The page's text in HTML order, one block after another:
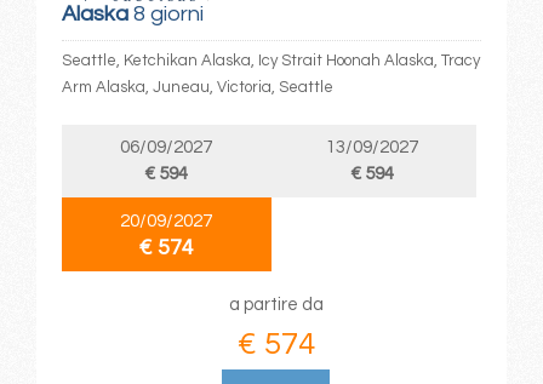
Alaska8 giorni
Seattle, Ketchikan Alaska, Icy Strait Hoonah Alaska, Tracy
Arm Alaska, Juneau, Victoria, Seattle
06/09/2027
€ 594
13/09/2027
€ 594
20/09/2027
€ 574
a partire da
€ 574